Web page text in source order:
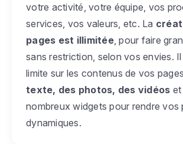
votre activité, votre équipe, vos
services, vos valeurs, etc. La
pages est illimitée, pour faire
sans restriction, selon vos envies.
limite sur les contenus de vos
texte, des photos, des vidéos et
nombreux widgets pour rendre vos
dynamiques.